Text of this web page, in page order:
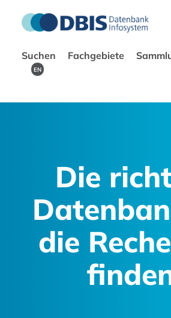
Suchen Fachgebiete
EN
Die
die